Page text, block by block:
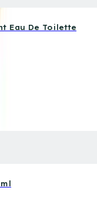
Eau De Toilette